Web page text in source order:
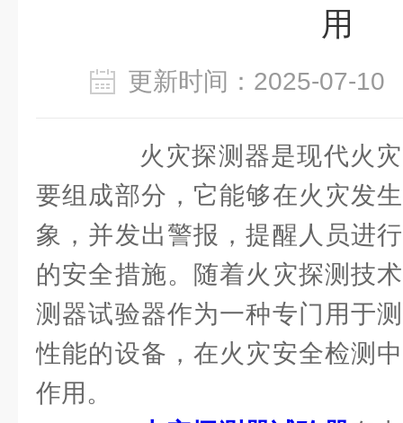
用
更新时间：2025-07-
火灾探测器是现代火灾
要组成部分，它能够在火灾发
象，并发出警报，提醒人员进
的安全措施。随着火灾探测技
测器试验器作为一种专门用于
性能的设备，在火灾安全检测
作用。